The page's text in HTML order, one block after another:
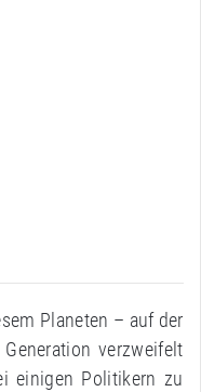
Planeten – auf der
verzweifelt
einigen Politikern zu